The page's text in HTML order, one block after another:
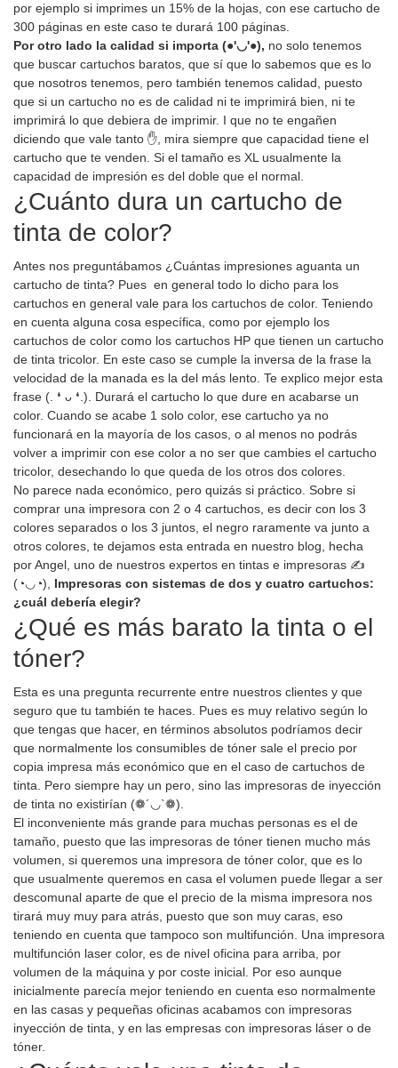
por ejemplo si imprimes un 15% de la hojas, con ese cartucho de
300 páginas en este caso te durará 100 páginas.
Por otro lado la calidad si importa (●'◡'●), no solo tenemos
que buscar cartuchos baratos, que sí que lo sabemos que es lo
que nosotros tenemos, pero también tenemos calidad, puesto
que si un cartucho no es de calidad ni te imprimirá bien, ni te
imprimirá lo que debiera de imprimir. I que no te engañen
diciendo que vale tanto ✋, mira siempre que capacidad tiene el
cartucho que te venden. Si el tamaño es XL usualmente la
capacidad de impresión es del doble que el normal.
¿Cuánto dura un cartucho de
tinta de color?
Antes nos preguntábamos ¿Cuántas impresiones aguanta un
cartucho de tinta? Pues en general todo lo dicho para los
cartuchos en general vale para los cartuchos de color. Teniendo
en cuenta alguna cosa específica, como por ejemplo los
cartuchos de color como los cartuchos HP que tienen un cartucho
de tinta tricolor. En este caso se cumple la inversa de la frase la
velocidad de la manada es la del más lento. Te explico mejor esta
frase (. ❛ ᴗ ❛.). Durará el cartucho lo que dure en acabarse un
color. Cuando se acabe 1 solo color, ese cartucho ya no
funcionará en la mayoría de los casos, o al menos no podrás
volver a imprimir con ese color a no ser que cambies el cartucho
tricolor, desechando lo que queda de los otros dos colores.
No parece nada económico, pero quizás si práctico. Sobre si
comprar una impresora con 2 o 4 cartuchos, es decir con los 3
colores separados o los 3 juntos, el negro raramente va junto a
otros colores, te dejamos esta entrada en nuestro blog, hecha
por Angel, uno de nuestros expertos en tintas e impresoras ✍
(◔◡◔), Impresoras con sistemas de dos y cuatro cartuchos:
¿cuál debería elegir?
¿Qué es más barato la tinta o el
tóner?
Esta es una pregunta recurrente entre nuestros clientes y que
seguro que tu también te haces. Pues es muy relativo según lo
que tengas que hacer, en términos absolutos podríamos decir
que normalmente los consumibles de tóner sale el precio por
copia impresa más económico que en el caso de cartuchos de
tinta. Pero siempre hay un pero, sino las impresoras de inyección
de tinta no existirían (❁´◡`❁).
El inconveniente más grande para muchas personas es el de
tamaño, puesto que las impresoras de tóner tienen mucho más
volumen, si queremos una impresora de tóner color, que es lo
que usualmente queremos en casa el volumen puede llegar a ser
descomunal aparte de que el precio de la misma impresora nos
tirará muy muy para atrás, puesto que son muy caras, eso
teniendo en cuenta que tampoco son multifunción. Una impresora
multifunción laser color, es de nivel oficina para arriba, por
volumen de la máquina y por coste inicial. Por eso aunque
inicialmente parecía mejor teniendo en cuenta eso normalmente
en las casas y pequeñas oficinas acabamos con impresoras
inyección de tinta, y en las empresas con impresoras láser o de
tóner.